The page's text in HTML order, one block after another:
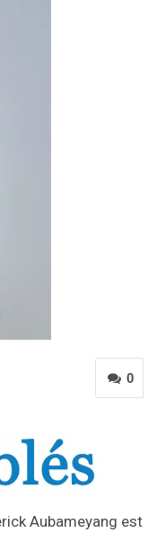
0
Aubameyang est